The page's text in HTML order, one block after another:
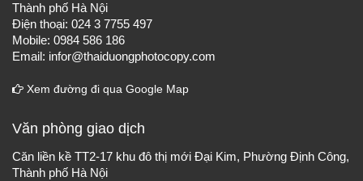
Thành phố Hà Nội
Điện thoại: 024 3 7755 497
Mobile: 0984 586 186
Email: infor@thaiduongphotocopy.com
Xem đường đi qua Google Map
Văn phòng giao dịch
Căn liền kề TT2-17 khu đô thị mới Đại Kim, Phường Định Công,
Thành phố Hà Nội